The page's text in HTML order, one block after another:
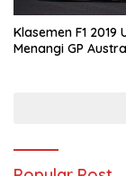
Klasemen F1 2019
Menangi GP